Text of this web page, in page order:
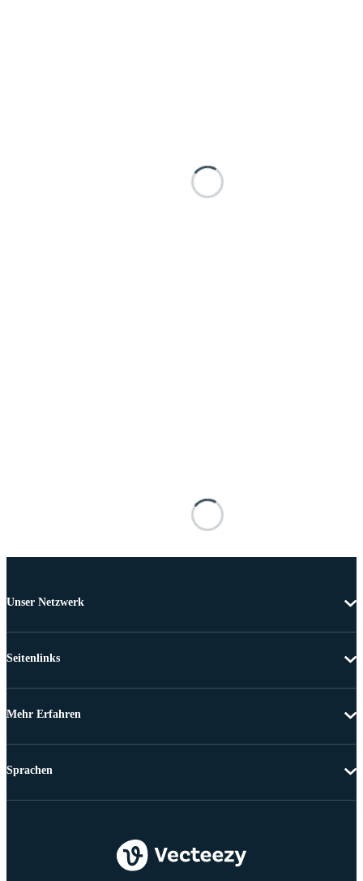
Unser Netzwerk
Seitenlinks
Mehr Erfahren
Sprachen